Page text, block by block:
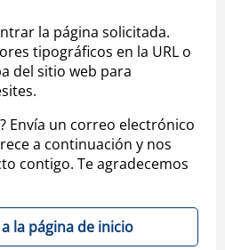
la página solicitada.
tipográficos en la URL o
del sitio web para
Envía un correo electrónico
a continuación y nos
contigo. Te agradecemos
la página de inicio